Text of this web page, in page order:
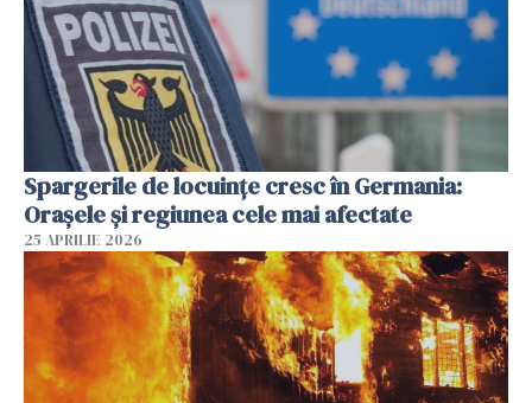
Spargerile de locuințe cresc în Germania:
Orașele și regiunea cele mai afectate
25 APRILIE 2026